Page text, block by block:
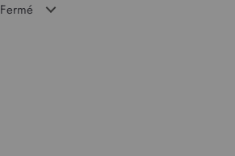
Fermé